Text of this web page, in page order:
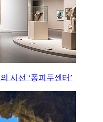
시선 ‘퐁피두센터’